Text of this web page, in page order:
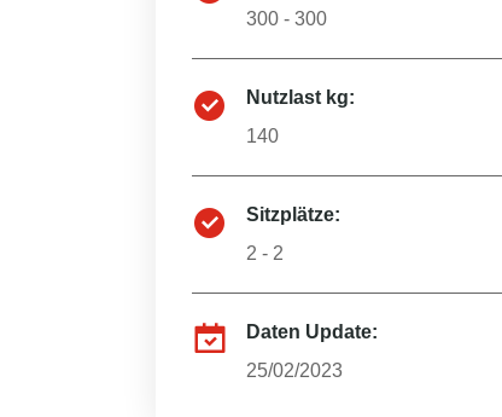
300 - 300
Nutzlast kg:
140
Sitzplätze:
2 - 2
Daten Update:
25/02/2023